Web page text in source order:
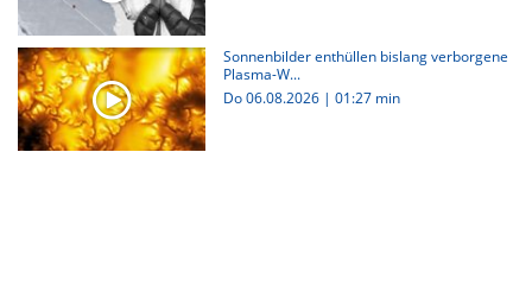
Sonnenbilder enthüllen bislang verborgene
Plasma-W...
Do 06.08.2026 | 01:27 min